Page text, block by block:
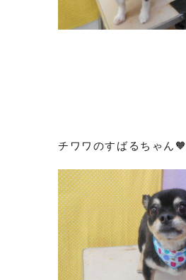
チワワのすばるちゃん🧡